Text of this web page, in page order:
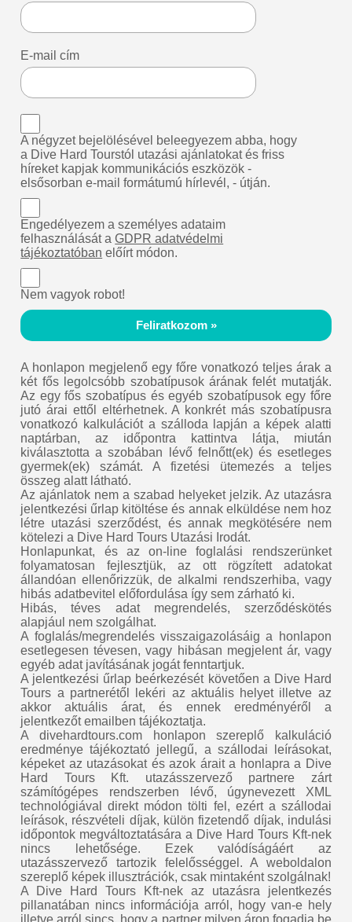
E-mail cím
A négyzet bejelölésével beleegyezem abba, hogy
a Dive Hard Tourstól utazási ajánlatokat és friss
híreket kapjak kommunikációs eszközök -
elsősorban e-mail formátumú hírlevél, - útján.
Engedélyezem a személyes adataim
felhasználását aGDPR adatvédelmi
tájékoztatóban előírt módon.
Nem vagyok robot!
Feliratkozom »
A honlapon megjelenő egy főre vonatkozó teljes árak a
két fős legolcsóbb szobatípusok árának felét mutatják.
Az egy fős szobatípus és egyéb szobatípusok egy főre
jutó árai ettől eltérhetnek. A konkrét más szobatípusra
vonatkozó kalkulációt a szálloda lapján a képek alatti
naptárban, az időpontra kattintva látja, miután
kiválasztotta a szobában lévő felnőtt(ek) és esetleges
gyermek(ek) számát. A fizetési ütemezés a teljes
összeg alatt látható.
Az ajánlatok nem a szabad helyeket jelzik. Az utazásra
jelentkezési űrlap kitöltése és annak elküldése nem hoz
létre utazási szerződést, és annak megkötésére nem
kötelezi a Dive Hard Tours Utazási Irodát.
Honlapunkat, és az on-line foglalási rendszerünket
folyamatosan fejlesztjük, az ott rögzített adatokat
állandóan ellenőrizzük, de alkalmi rendszerhiba, vagy
hibás adatbevitel előfordulása így sem zárható ki.
Hibás, téves adat megrendelés, szerződéskötés
alapjául nem szolgálhat.
A foglalás/megrendelés visszaigazolásáig a honlapon
esetlegesen tévesen, vagy hibásan megjelent ár, vagy
egyéb adat javításának jogát fenntartjuk.
A jelentkezési űrlap beérkezését követően a Dive Hard
Tours a partnerétől lekéri az aktuális helyet illetve az
akkor aktuális árat, és ennek eredményéről a
jelentkezőt emailben tájékoztatja.
A divehardtours.com honlapon szereplő kalkuláció
eredménye tájékoztató jellegű, a szállodai leírásokat,
képeket az utazásokat és azok árait a honlapra a Dive
Hard Tours Kft. utazásszervező partnere zárt
számítógépes rendszerben lévő, úgynevezett XML
technológiával direkt módon tölti fel, ezért a szállodai
leírások, részvételi díjak, külön fizetendő díjak, indulási
időpontok megváltoztatására a Dive Hard Tours Kft-nek
nincs lehetősége. Ezek valódíságáért az
utazásszervező tartozik felelősséggel. A weboldalon
szereplő képek illusztrációk, csak mintaként szolgálnak!
A Dive Hard Tours Kft-nek az utazásra jelentkezés
pillanatában nincs információja arról, hogy van-e hely